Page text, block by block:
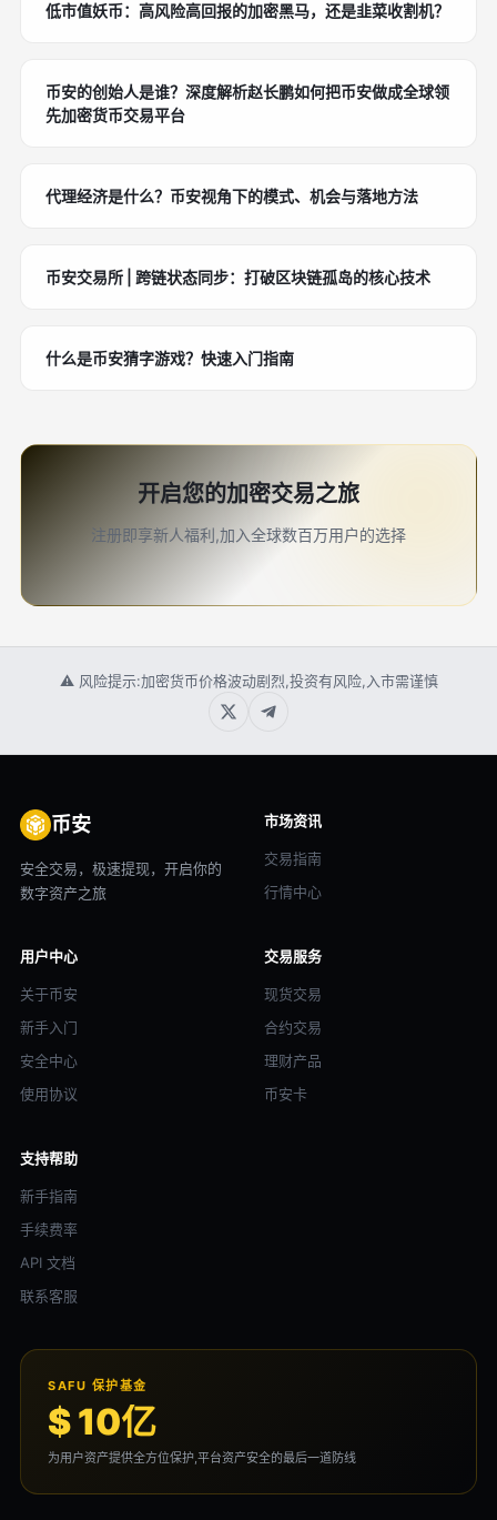
低市值妖币：高风险高回报的加密黑马，还是韭菜收割机？
币安的创始人是谁？深度解析赵长鹏如何把币安做成全球领
先加密货币交易平台
代理经济是什么？币安视角下的模式、机会与落地方法
币安交易所 | 跨链状态同步：打破区块链孤岛的核心技术
什么是币安猜字游戏？快速入门指南
开启您的加密交易之旅
注册即享新人福利,加入全球数百万用户的选择
⚠ 风险提示:加密货币价格波动剧烈,投资有风险,入市需谨慎
币安
安全交易，极速提现，开启你的
数字资产之旅
市场资讯
交易指南
行情中心
用户中心
关于币安
新手入门
安全中心
使用协议
交易服务
现货交易
合约交易
理财产品
币安卡
支持帮助
新手指南
手续费率
API 文档
联系客服
SAFU 保护基金
$ 10亿
为用户资产提供全方位保护,平台资产安全的最后一道防线